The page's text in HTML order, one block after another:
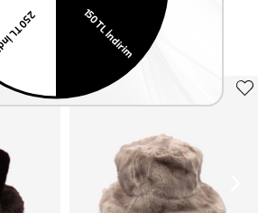
Similar Items